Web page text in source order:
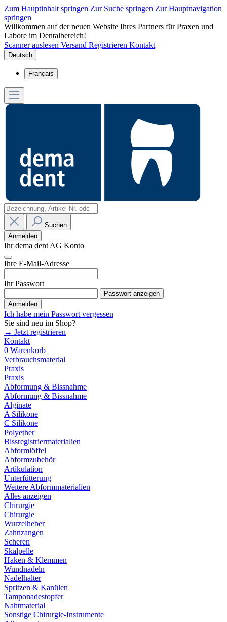
Zum Hauptinhalt springen Zur Suche springen Zur Hauptnavigation
springen
Willkommen auf der neuen Website Ihres Partners für Praxen und
Labore im Dentalbereich!
Scanner auslesen Versand Registrieren Kontakt
Deutsch
Français
Suchen
Anmelden
Ihr dema dent AG Konto
Ihre E-Mail-Adresse
Ihr Passwort
Passwort anzeigen
Anmelden
Ich habe mein Passwort vergessen
Sie sind neu im Shop?
→ Jetzt registrieren
Kontakt
0 Warenkorb
Verbrauchsmaterial
Praxis
Praxis
Abformung & Bissnahme
Abformung & Bissnahme
Alginate
A Silikone
C Silikone
Polyether
Bissregistriermaterialien
Abformlöffel
Abformzubehör
Artikulation
Unterfütterung
Weitere Abformmaterialien
Alles anzeigen
Chirurgie
Chirurgie
Wurzelheber
Zahnzangen
Scheren
Skalpelle
Haken & Klemmen
Wundnadeln
Nadelhalter
Spritzen & Kanülen
Tamponadestopfer
Nahtmaterial
Sonstige Chirurgie-Instrumente